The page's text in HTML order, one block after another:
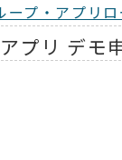
ープ・アプリ
プリ デモ